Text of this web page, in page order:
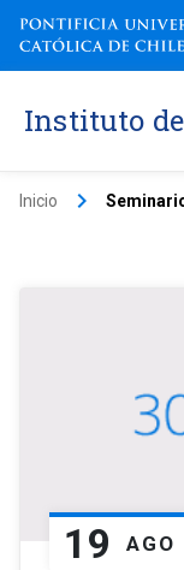
Instituto
Inicio keyboard_arrow_right
19 AGO